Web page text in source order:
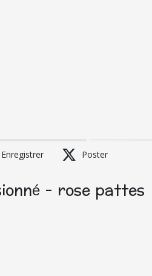
Enregistrer Poster
- rose pattes